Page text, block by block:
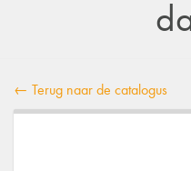
← Terug naar de catalogus